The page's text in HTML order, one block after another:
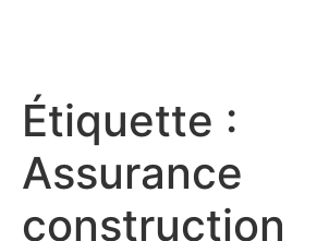
Étiquette :
Assurance
construction